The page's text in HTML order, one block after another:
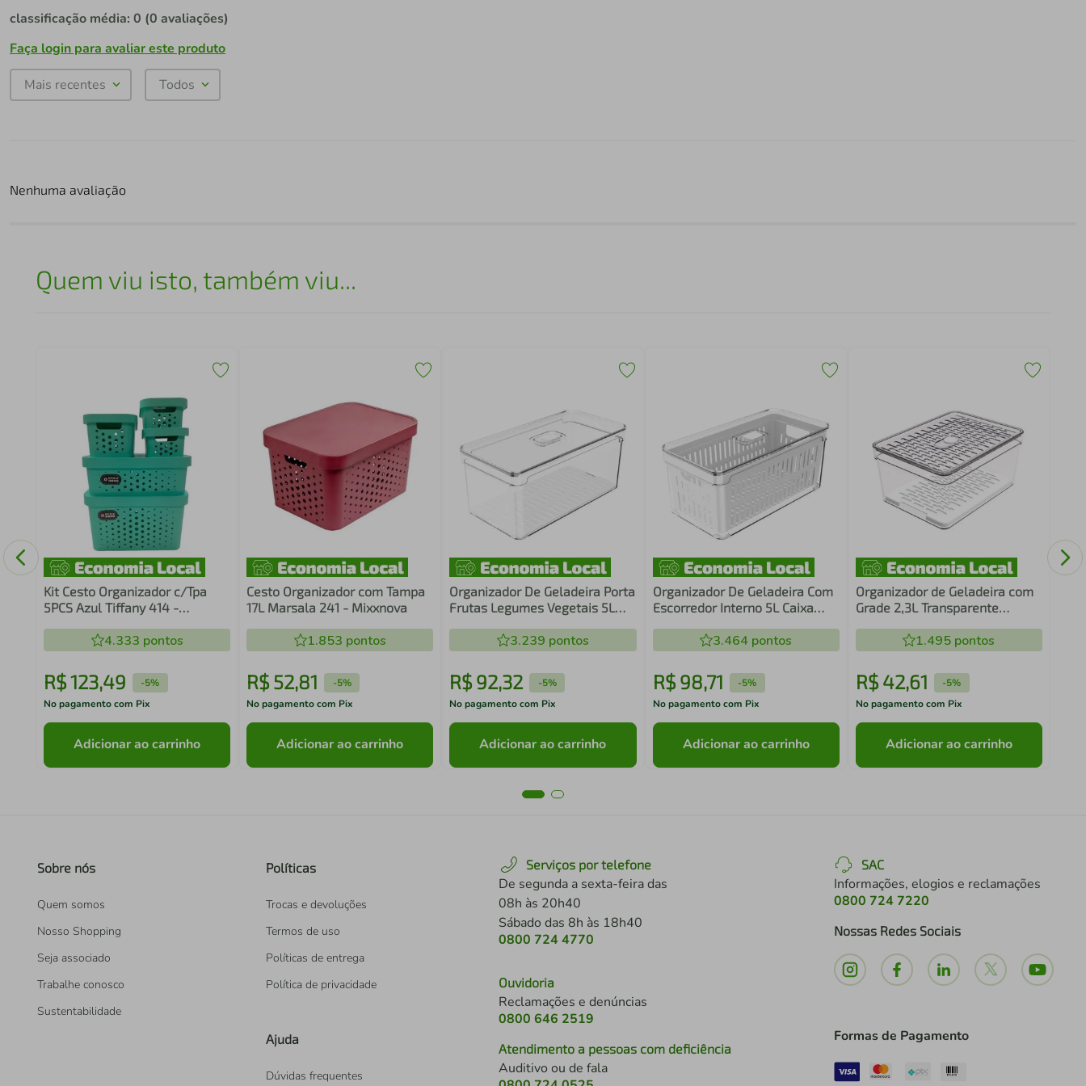
classificação média: 0 (0 avaliações)
Faça login para avaliar este produto
Mais recentes Todos
Nenhuma avaliação
Quem viu isto, também viu...
Kit Cesto Organizador c/Tpa
5PCS Azul Tiffany 414 -
4.333 pontos
R$123,49 -5%
No pagamento com Pix
Adicionar ao carrinho
Cesto Organizador com Tampa
17L Marsala 241 - Mixxnova
1.853 pontos
R$ 52,81 -5%
No pagamento com Pix
Adicionar ao carrinho
Organizador De Geladeira Porta
Frutas Legumes Vegetais 5L
3.239 pontos
R$92,32 -5%
No pagamento com Pix
Adicionar ao carrinho
Organizador De Geladeira Com
Escorredor Interno 5L Caixa
Clear Fresh OU
3.464 pontos
R$ 98,71 -5%
No pagamento com Pix
Adicionar ao carrinho
Organizador de Geladeira com
Grade 2,3L Transparente
1.495 pontos
R$ 42,61 -5%
No pagamento com Pix
Adicionar ao carrinho
Sobre nós
Quem somos
Nosso Shopping
Seja associado
Trabalhe conosco
Sustentabilidade
Políticas
Trocas e devoluções
Termos de uso
Políticas de entrega
Política de privacidade
Ajuda
Dúvidas frequentes
Serviços por telefone
De segunda a sexta-feira das
08h às 20h40
Sábado das 8h às 18h40
0800 724 4770
Ouvidoria
Reclamações e denúncias
0800 646 2519
Atendimento a pessoas com deficiência
Auditivo ou de fala
SAC
Informações, elogios e reclamações
0800 724 7220
Nossas Redes Sociais
Formas de Pagamento